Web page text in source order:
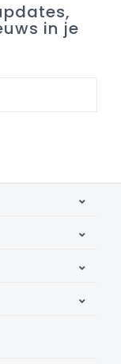
in je